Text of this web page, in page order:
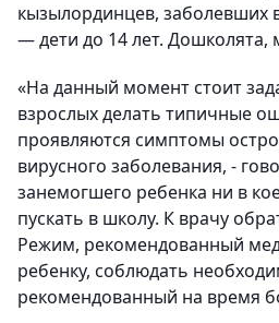
кызылординцев, заболевших
— дети до 14 лет.
«На данный момент стоит
взрослых делать типичные
проявляются симптомы
вирусного заболевания, -
занемогшего ребенка ни в
пускать в школу. К врачу
Режим, рекомендованный
ребенку, соблюдать
рекомендованный на время